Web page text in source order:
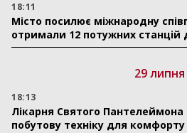
18:11
Місто посилює міжнародну
отримали 12 потужних станцій
29 липня
18:13
Лікарня Святого
побутову техніку для комфорту